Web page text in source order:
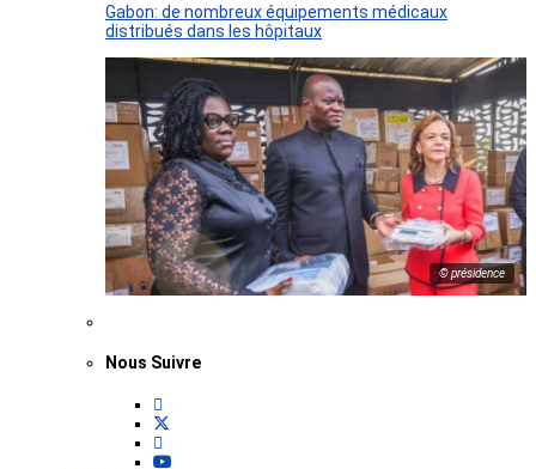
Gabon: de nombreux équipements médicaux
distribués dans les hôpitaux
© présidence
Nous Suivre